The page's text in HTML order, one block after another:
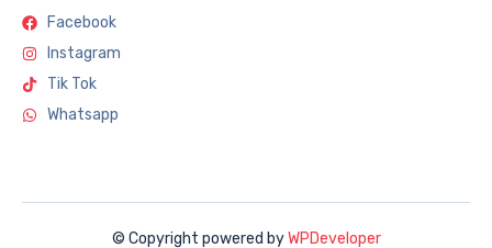
Facebook
Instagram
Tik Tok
Whatsapp
© Copyright powered byWPDeveloper